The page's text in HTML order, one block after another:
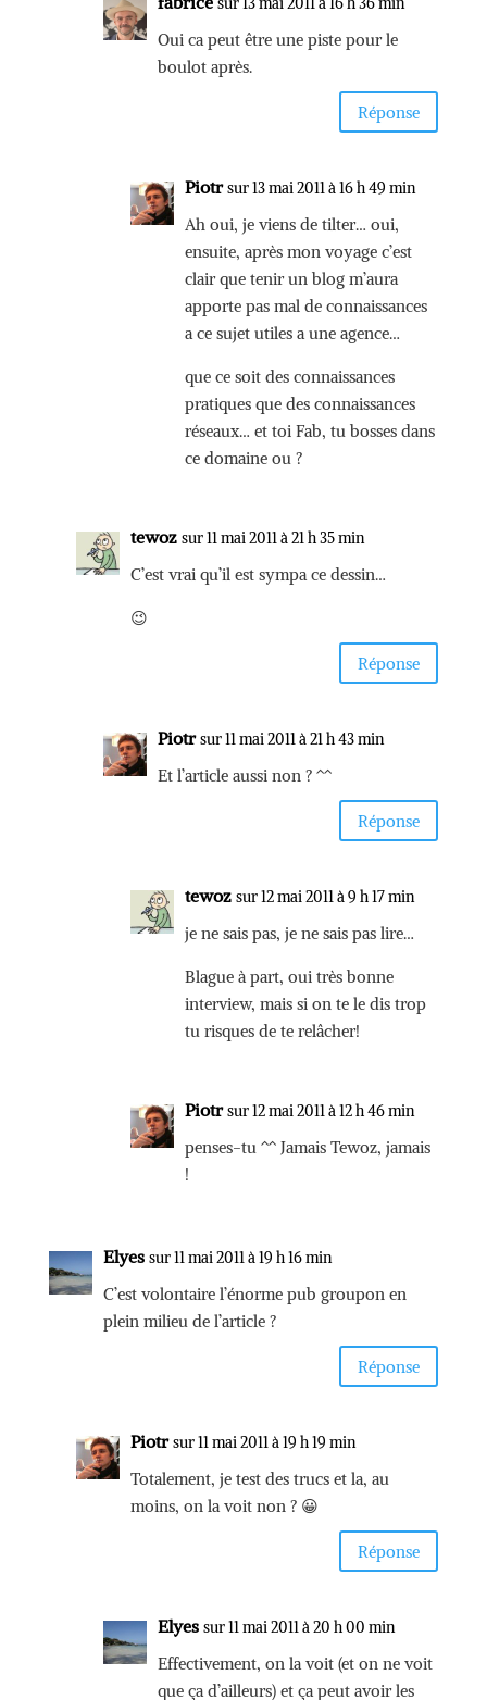
Oui ca peut être une piste pour le
boulot après.
Réponse
Piotr sur 13 mai 2011 à 16 h 49 min
Ah oui, je viens de tilter… oui,
ensuite, après mon voyage c’est
clair que tenir un blog m’aura
apporte pas mal de connaissances
a ce sujet utiles a une agence…
que ce soit des connaissances
pratiques que des connaissances
réseaux… et toi Fab, tu bosses dans
ce domaine ou ?
tewoz sur 11 mai 2011 à 21 h 35 min
C’est vrai qu’il est sympa ce dessin…
😉
Réponse
Piotr sur 11 mai 2011 à 21 h 43 min
Et l’article aussi non ? ^^
Réponse
tewoz sur 12 mai 2011 à 9 h 17 min
je ne sais pas, je ne sais pas lire…
Blague à part, oui très bonne
interview, mais si on te le dis trop
tu risques de te relâcher!
Piotr sur 12 mai 2011 à 12 h 46 min
penses-tu ^^ Jamais Tewoz, jamais
!
Elyes sur 11 mai 2011 à 19 h 16 min
C’est volontaire l’énorme pub groupon en
plein milieu de l’article ?
Réponse
Piotr sur 11 mai 2011 à 19 h 19 min
Totalement, je test des trucs et la, au
moins, on la voit non ? 😀
Réponse
Elyes sur 11 mai 2011 à 20 h 00 min
Effectivement, on la voit (et on ne voit
que ça d’ailleurs) et ça peut avoir les